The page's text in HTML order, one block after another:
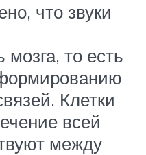
что звуки
мозга, то есть
Клетки
всей
между